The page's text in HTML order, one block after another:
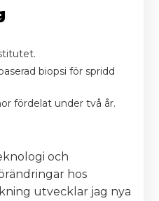
biopsi för spridd
fördelat under två år.
och
hos
utvecklar jag nya